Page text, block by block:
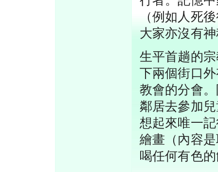
（例如人死
大家亦沒有
生平首趟的
下兩個街口
教會的分會
鄰居去參加
想起來唯一
繪畫（內容
喝任何有色